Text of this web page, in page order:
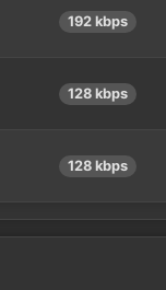
192 kbps
128 kbps
128 kbps